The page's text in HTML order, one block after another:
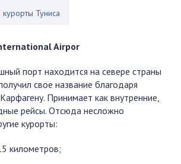
Туниса
Airpor
порт находится на севере страны
свое название благодаря
Принимает как внутренние,
рейсы. Отсюда несложно
курорты:
километров;